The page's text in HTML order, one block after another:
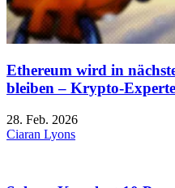
Ethereum wird in
bleiben – Krypto-Experte
28. Feb. 2026
Ciaran Lyons